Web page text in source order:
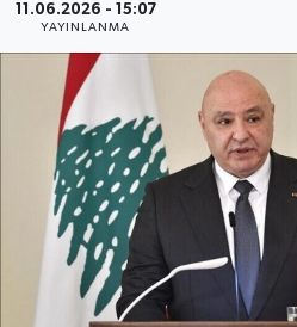
11.06.2026 - 15:07
YAYINLANMA